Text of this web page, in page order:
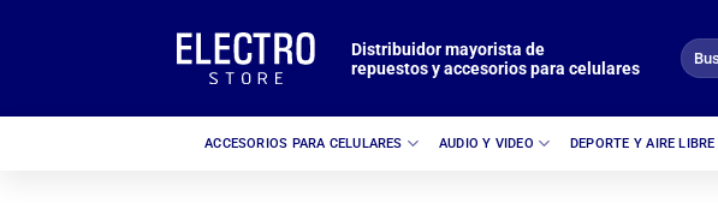
Distribuidor mayorista de
repuestos y accesorios para celulares
Buscar
por:
ACCESORIOS PARA CELULARES AUDIO Y VIDEO DEPORTE Y AIRE LIBRE